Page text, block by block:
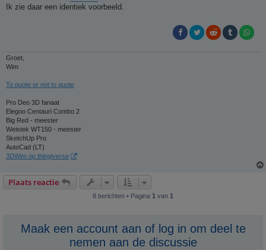
Ik zie daar een identiek voorbeeld.
Groet,
Wim
To quote or not to quote
Pro Deo 3D fanaat
Elegoo Centauri Combo 2
Big Red - meester
Weistek WT150 - meester
SketchUp Pro
AutoCad (LT)
3DWim op thingiverse
Plaats reactie
8 berichten • Pagina 1 van 1
Maak een account aan of log in om deel te
nemen aan de discussie